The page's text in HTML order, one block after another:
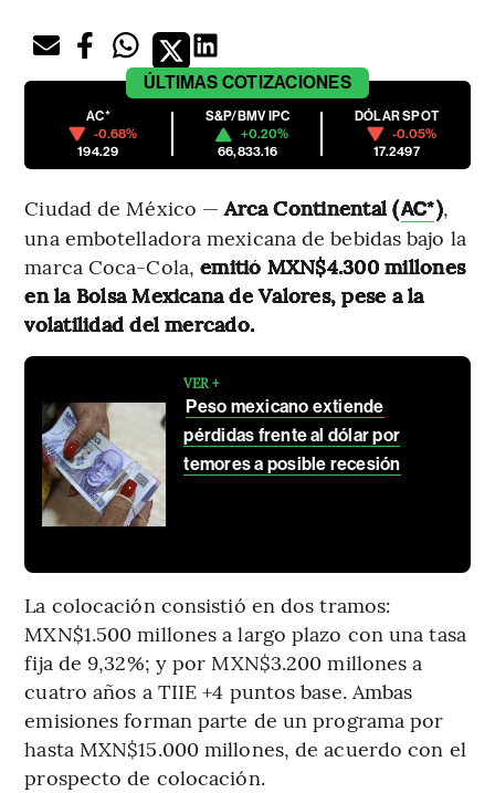
ÚLTIMAS COTIZACIONES
AC*
-0.68%
194.29
S&P/BMV IPC
+0.20%
66,833.16
DÓLAR SPOT
-0.05%
17.2497
Ciudad de México —Arca Continental (AC*),
una embotelladora mexicana de bebidas bajo la
marca Coca-Cola,emitió MXN$4.300 millones
en la Bolsa Mexicana de Valores, pese a la
volatilidad del mercado.
VER +
Peso mexicano extiende
pérdidas frente al dólar por
temores a posible recesión
La colocación consistió en dos tramos:
MXN$1.500 millones a largo plazo con una tasa
fija de 9,32%; y por MXN$3.200 millones a
cuatro años a TIIE +4 puntos base. Ambas
emisiones forman parte de un programa por
hasta MXN$15.000 millones, de acuerdo con el
prospecto de colocación.